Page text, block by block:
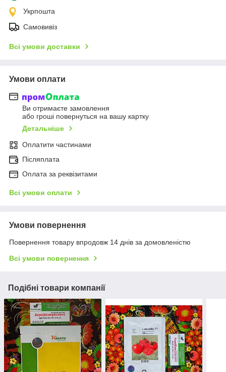
Укрпошта
Самовивіз
Всі умови доставки
Умови оплати
Ви отримаєте замовлення
або гроші повернуться на вашу картку
Детальніше
Оплатити частинами
Післяплата
Оплата за реквізитами
Всі умови оплати
Умови повернення
Повернення товару впродовж 14 днів за домовленістю
Всі умови повернення
Подібні товари компанії